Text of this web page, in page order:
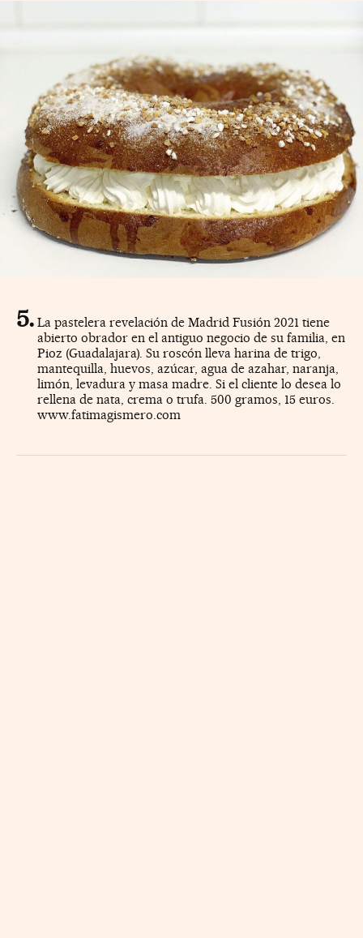
La pastelera revelación de Madrid Fusión 2021 tiene
abierto obrador en el antiguo negocio de su familia, en
Pioz (Guadalajara). Su roscón lleva harina de trigo,
mantequilla, huevos, azúcar, agua de azahar, naranja,
limón, levadura y masa madre. Si el cliente lo desea lo
rellena de nata, crema o trufa. 500 gramos, 15 euros.
www.fatimagismero.com